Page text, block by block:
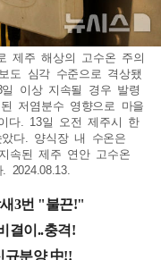
제주 해상의 고수온 주의
도 심각 수준으로 격상됐
이상 지속될 경우 발령
저염분수 영향으로 마을
다. 13일 오전 제주시 한
다. 양식장 내 수온은
속된 제주 연안 고수온
2024.08.13.